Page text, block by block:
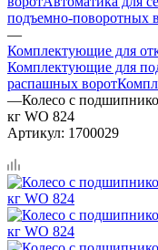
подъемно-поворотных
—
Комплектующие для
Комплектующие для
распашных ворот
—Колесо с
кг WO 824
Артикул: 1700029